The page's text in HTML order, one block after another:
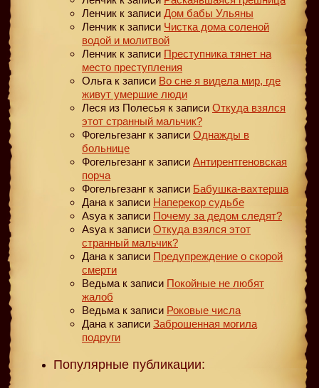
Ленчик к записи Дом бабы Ульяны
Ленчик к записи Чистка дома соленой
водой и молитвой
Ленчик к записи Преступника тянет на
место преступления
Ольга к записи Во сне я видела мир, где
живут умершие люди
Леся из Полесья к записи Откуда взялся
этот странный мальчик?
Фогельгезанг к записи Однажды в
больнице
Фогельгезанг к записи Антирентгеновская
порча
Фогельгезанг к записи Бабушка-вахтерша
Дана к записи Наперекор судьбе
Asya к записи Почему за дедом следят?
Asya к записи Откуда взялся этот
странный мальчик?
Дана к записи Предупреждение о скорой
смерти
Ведьма к записи Покойные не любят
жалоб
Ведьма к записи Роковые числа
Дана к записи Заброшенная могила
подруги
Популярные публикации: